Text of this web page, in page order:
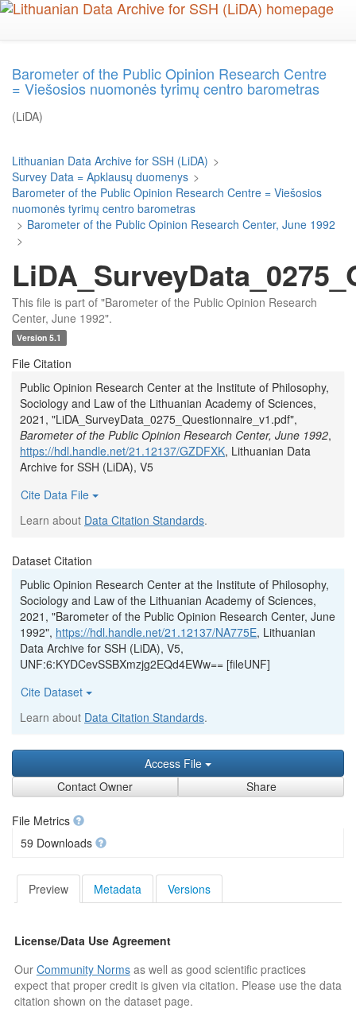
Skip
Barometer of the Public Opinion Research Centre
= Viešosios nuomonės tyrimų centro barometras
(LiDA)
Lithuanian Data Archive for SSH (LiDA) >
Survey Data = Apklausų duomenys >
Barometer of the Public Opinion Research Centre = Viešosios
nuomonės tyrimų centro barometras
> Barometer of the Public Opinion Research Center, June 1992
>
This file is part of "Barometer of the Public Opinion Research
Center, June 1992".
Version 5.1
File Citation
Public Opinion Research Center at the Institute of Philosophy,
Sociology and Law of the Lithuanian Academy of Sciences,
2021, "LiDA_SurveyData_0275_Questionnaire_v1.pdf",
Barometer of the Public Opinion Research Center, June 1992,
https://hdl.handle.net/21.12137/GZDFXK, Lithuanian Data
Archive for SSH (LiDA), V5
Cite Data File
Learn about Data Citation Standards.
Dataset Citation
Public Opinion Research Center at the Institute of Philosophy,
Sociology and Law of the Lithuanian Academy of Sciences,
2021, "Barometer of the Public Opinion Research Center, June
1992", https://hdl.handle.net/21.12137/NA775E, Lithuanian
Data Archive for SSH (LiDA), V5,
UNF:6:KYDCevSSBXmzjg2EQd4EWw== [fileUNF]
Cite Dataset
Learn about Data Citation Standards.
Access File
Contact Owner
Share
File Metrics
59 Downloads
Preview Metadata Versions
License/Data Use Agreement
Our Community Normsas well as good scientific practices
expect that proper credit is given via citation. Please use the data
citation shown on the dataset page.